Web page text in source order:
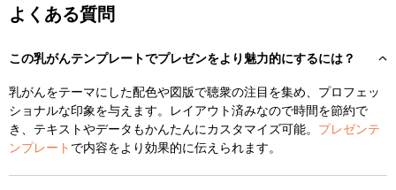
よくある質問
この乳がんテンプレートでプレゼンをより魅力的にするには？
乳がんをテーマにした配色や図版で聴衆の注目を集め、プロフェッ
ショナルな印象を与えます。レイアウト済みなので時間を節約で
き、テキストやデータもかんたんにカスタマイズ可能。 プレゼンテ
ンプレート で内容をより効果的に伝えられます。